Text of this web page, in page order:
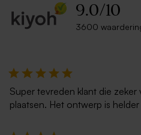
9.0/10
3600
Super tevreden klant die zeker
plaatsen. Het ontwerp is